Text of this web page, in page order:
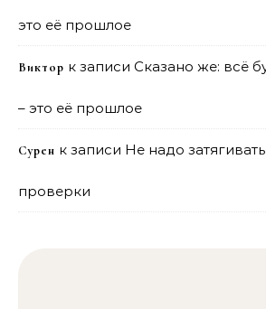
это её прошлое
Виктор к записи Сказано же: всё
– это её прошлое
Сурен к записи Не надо
проверки